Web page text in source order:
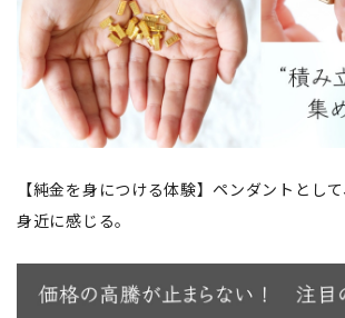
【純金を身につける体験】ペンダントとし
身近に感じる。